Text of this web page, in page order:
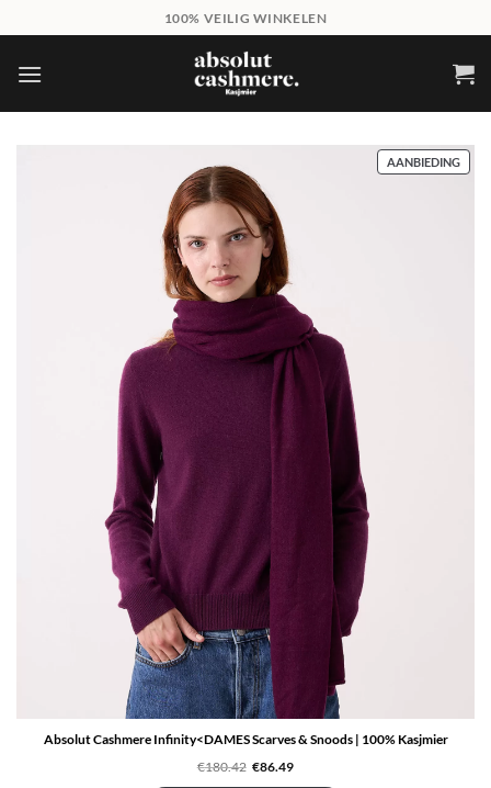
to
content
100% VEILIG WINKELEN
AANBIEDING
IN
Absolut Cashmere Infinity<DAMES Scarves & Snoods | 100% Kasjmier
€180.42 Oorspronkelijke
€86.49Huidige